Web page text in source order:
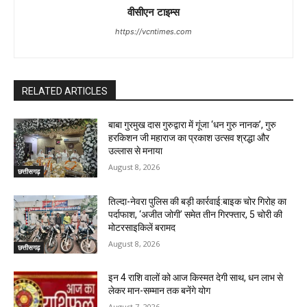
वीसीएन टाइम्स
https://vcntimes.com
RELATED ARTICLES
छत्तीसगढ़
बाबा गुरमुख दास गुरुद्वारा में गूंजा ‘धन गुरु नानक’, गुरु
हरकिशन जी महाराज का प्रकाश उत्सव श्रद्धा और
उल्लास से मनाया
August 8, 2026
छत्तीसगढ़
तिल्दा-नेवरा पुलिस की बड़ी कार्रवाई:बाइक चोर गिरोह का
पर्दाफाश, ‘अजीत जोगी’ समेत तीन गिरफ्तार, 5 चोरी की
मोटरसाइकिलें बरामद
August 8, 2026
इन 4 राशि वालों को आज किस्मत देगी साथ, धन लाभ से
लेकर मान-सम्मान तक बनेंगे योग